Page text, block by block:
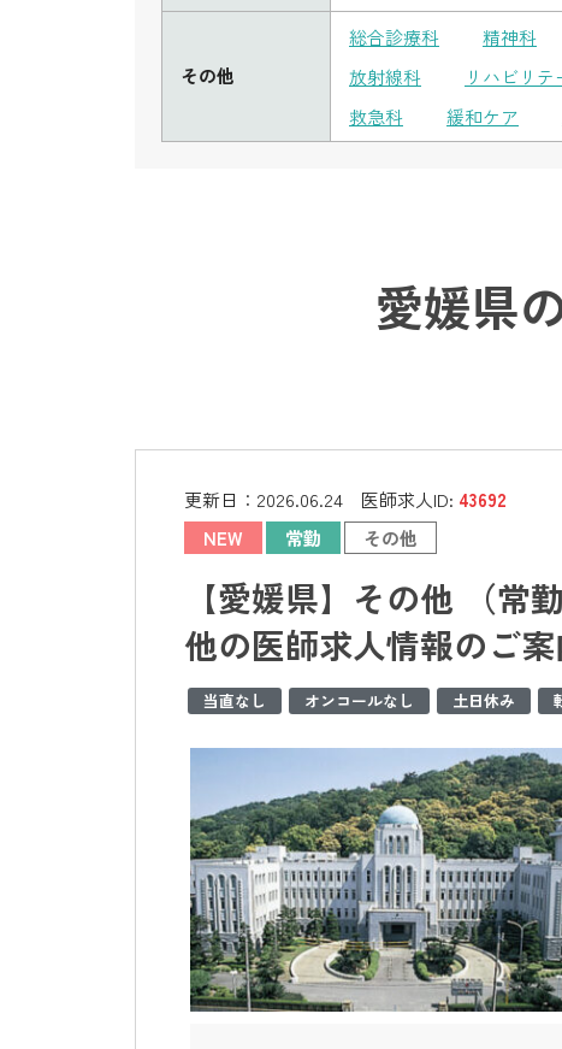
その他
総合診療科 精神科
放射線科
リハビリ
救急科
緩和ケア
愛媛県
更新日： 2026.06.24 医師求人ID: 43692
NEW
常勤 その他
【愛媛県】その他 （
他の医師求人情報のご案
当直なし オンコールなし 土日休み